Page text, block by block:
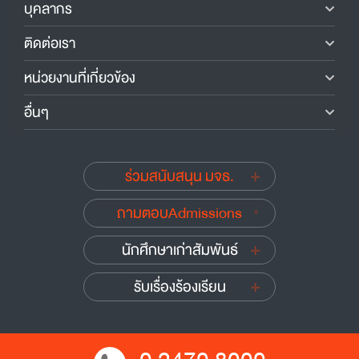
บุคลากร
ติดต่อเรา
หน่วยงานที่เกี่ยวข้อง
อื่นๆ
ร่วมสนับสนุน มจธ.
ถามตอบAdmissions
นักศึกษาเก่าสัมพันธ์
รับเรื่องร้องเรียน